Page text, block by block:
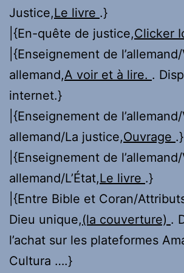
Justice,Le livre .}
|{En-quête de justice,Clicker
|{Enseignement de
allemand,A voir et à lire. .
internet.}
|{Enseignement de
allemand/La justice,Ouvrage .}
|{Enseignement de
allemand/L’État,Le livre .}
|{Entre Bible et Coran/
Dieu unique,(la couverture) .
l’achat sur les plateformes
Cultura ….}